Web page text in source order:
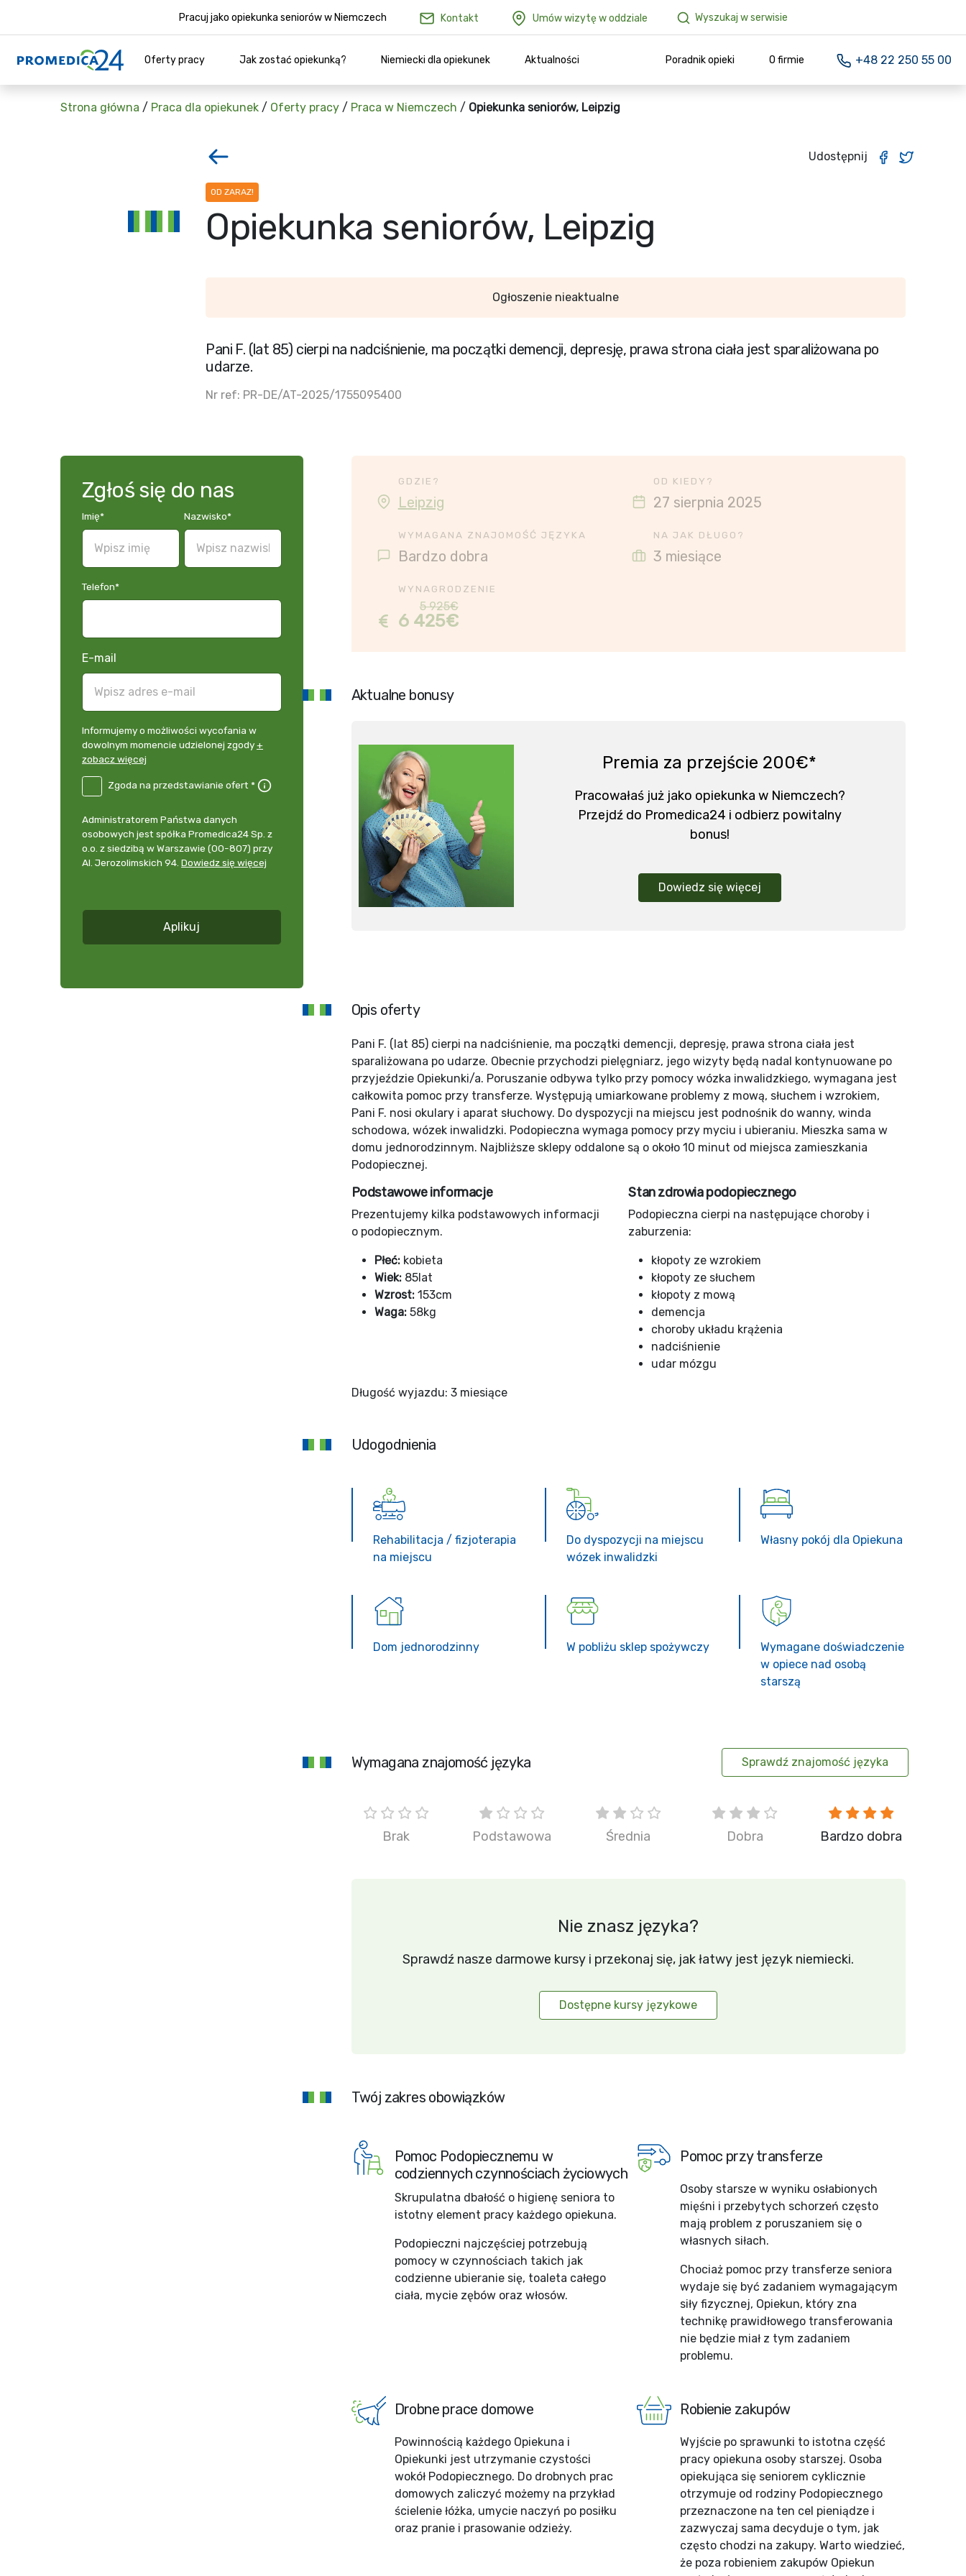
Pracuj jako opiekunka seniorów w Niemczech Kontakt Umów wizytę w oddziale Wyszukaj w serwisie
Oferty pracy Jak zostać opiekunką? Niemiecki dla opiekunek Aktualności Poradnik opieki O firmie +48 22 250 55 00
Strona główna / Praca dla opiekunek / Oferty pracy / Praca w Niemczech / Opiekunka seniorów, Leipzig
Udostępnij
OD ZARAZ!
Opiekunka seniorów, Leipzig
Ogłoszenie nieaktualne
Pani F. (lat 85) cierpi na nadciśnienie, ma początki demencji, depresję, prawa strona ciała jest sparaliżowana po
udarze.
Nr ref: PR-DE/AT-2025/1755095400
Zgłoś się do nas
Imię* Nazwisko*
Telefon*
E-mail
Informujemy
o
możliwości
momencie
udzielonej
zgody
+
Informujemy o możliwości wycofania w
dowolnym momencie udzielonej zgody+
zobacz więcej
DE
przedstawianie
Zgoda na przedstawianie ofert *
Administrator
danych
osobowych
Administratorem Państwa danych
osobowych jest spółka Promedica24 Sp. z
o.o. z siedzibą w Warszawie (00-807) przy
Al. Jerozolimskich 94. Dowiedz się więcej
Aplikuj
GDZIE?
Leipzig
OD KIEDY?
27 sierpnia 2025
WYMAGANA ZNAJOMOŚĆ JĘZYKA
Bardzo dobra
NA JAK DŁUGO?
3 miesiące
WYNAGRODZENIE
5 925€
6 425€
Aktualne bonusy
Premia za przejście 200€*
Pracowałaś już jako opiekunka w Niemczech?
Przejdź do Promedica24 i odbierz powitalny
bonus!
Dowiedz się więcej
Opis oferty
Pani F. (lat 85) cierpi na nadciśnienie, ma początki demencji, depresję, prawa strona ciała jest
sparaliżowana po udarze. Obecnie przychodzi pielęgniarz, jego wizyty będą nadal kontynuowane po
przyjeździe Opiekunki/a. Poruszanie odbywa tylko przy pomocy wózka inwalidzkiego, wymagana jest
całkowita pomoc przy transferze. Występują umiarkowane problemy z mową, słuchem i wzrokiem,
Pani F. nosi okulary i aparat słuchowy. Do dyspozycji na miejscu jest podnośnik do wanny, winda
schodowa, wózek inwalidzki. Podopieczna wymaga pomocy przy myciu i ubieraniu. Mieszka sama w
domu jednorodzinnym. Najbliższe sklepy oddalone są o około 10 minut od miejsca zamieszkania
Podopiecznej.
Podstawowe informacje
Prezentujemy kilka podstawowych informacji
o podopiecznym.
Płeć: kobieta
Wiek: 85lat
Wzrost: 153cm
Waga: 58kg
Stan zdrowia podopiecznego
Podopieczna cierpi na następujące choroby i
zaburzenia:
kłopoty ze wzrokiem
kłopoty ze słuchem
kłopoty z mową
demencja
choroby układu krążenia
nadciśnienie
udar mózgu
Długość wyjazdu: 3 miesiące
Udogodnienia
Rehabilitacja / fizjoterapia
na miejscu
Do dyspozycji na miejscu
wózek inwalidzki
Własny pokój dla Opiekuna
Dom jednorodzinny W pobliżu sklep spożywczy
Wymagane doświadczenie
w opiece nad osobą
starszą
Wymagana znajomość języka Sprawdź znajomość języka
Brak Podstawowa Średnia Dobra Bardzo dobra
Nie znasz języka?
Sprawdź nasze darmowe kursy i przekonaj się, jak łatwy jest język niemiecki.
Dostępne kursy językowe
Twój zakres obowiązków
Pomoc Podopiecznemu w
codziennych czynnościach życiowych
Skrupulatna dbałość o higienę seniora to
istotny element pracy każdego opiekuna.
Podopieczni najczęściej potrzebują
pomocy w czynnościach takich jak
codzienne ubieranie się, toaleta całego
ciała, mycie zębów oraz włosów.
Pomoc przy transferze
Osoby starsze w wyniku osłabionych
mięśni i przebytych schorzeń często
mają problem z poruszaniem się o
własnych siłach.
Chociaż pomoc przy transferze seniora
wydaje się być zadaniem wymagającym
siły fizycznej, Opiekun, który zna
technikę prawidłowego transferowania
nie będzie miał z tym zadaniem
problemu.
Drobne prace domowe
Powinnością każdego Opiekuna i
Opiekunki jest utrzymanie czystości
wokół Podopiecznego. Do drobnych prac
domowych zaliczyć możemy na przykład
ścielenie łóżka, umycie naczyń po posiłku
oraz pranie i prasowanie odzieży.
Robienie zakupów
Wyjście po sprawunki to istotna część
pracy opiekuna osoby starszej. Osoba
opiekująca się seniorem cyklicznie
otrzymuje od rodziny Podopiecznego
przeznaczone na ten cel pieniądze i
zazwyczaj sama decyduje o tym, jak
często chodzi na zakupy. Warto wiedzieć,
że poza robieniem zakupów Opiekun